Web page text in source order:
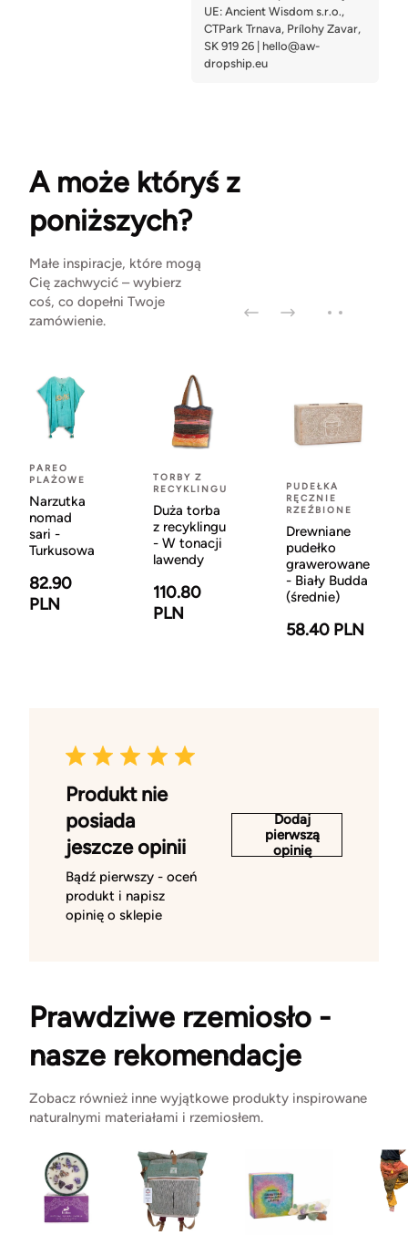
A może któryś z
poniższych?
Małe inspiracje, które mogą
Cię zachwycić – wybierz
coś, co dopełni Twoje
zamówienie.
PAREO
PLAŻOWE
Narzutka
nomad
sari -
Turkusowa
82.90
PLN
TORBY Z
RECYKLINGU
Duża torba
z recyklingu
- W tonacji
lawendy
110.80
PLN
PUDEŁKA
RĘCZNIE
RZEŹBIONE
Drewniane
pudełko
grawerowane
- Biały Budda
(średnie)
58.40 PLN
Produkt nie
posiada
jeszcze opinii
Bądź pierwszy - oceń
produkt i napisz
opinię o sklepie
Dodaj
pierwszą
opinię
Prawdziwe rzemiosło -
nasze rekomendacje
Zobacz również inne wyjątkowe produkty inspirowane
naturalnymi materiałami i rzemiosłem.